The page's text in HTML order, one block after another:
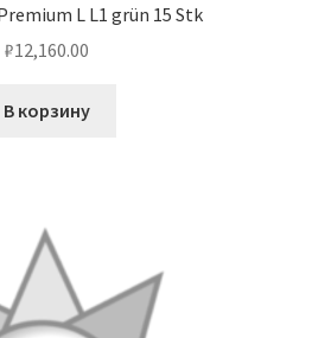
L L1 grün 15 Stk
₽12,160.00
В корзину